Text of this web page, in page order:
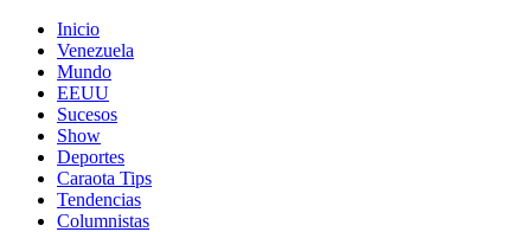
Inicio
Venezuela
Mundo
EEUU
Sucesos
Show
Deportes
Caraota Tips
Tendencias
Columnistas